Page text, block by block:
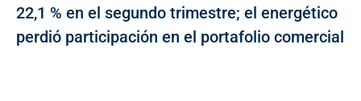
22,1 % en el segundo trimestre; el energético
perdió participación en el portafolio comercial